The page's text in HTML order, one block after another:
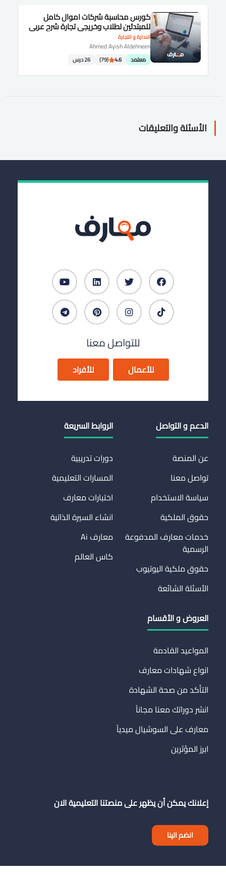
الادارة و التجارة
كورس محاسبة شركات اموال كامل
للمبتدئين لطلاب وخريجى تجارة شرح عربى
Ahmed Ayish Aldehneen
معتمد 4.6
(79) 26 درس
الأسئلة والتعليقات
للتواصل معنا
للأعمال للأفراد
الدعم و التواصل
عن المنصة
تواصل معنا
سياسة الاستخدام
حقوق الملكية
خدمات معارف المدفوعة
الرسمية
حقوق ملكية اليوتيوب
الأسئلة الشائعة
الروابط السريعة
دورات تدريبية
المسارات التعليمية
اختبارات معارف
انشاء السيرة الذاتية
معارف Ai
كاس العالم
العروض و الأقسام
المواعيد القادمة
انواع شهادات معارف
التأكد من صحة الشهادة
انشر دوراتك معنا مجاناً
معارف على السوشيال ميدياً
ابرز المؤثرين
إعلانك يمكن أن يظهر على منصتنا التعليمية الان
انضم الينا